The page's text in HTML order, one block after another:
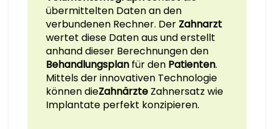
übermittelten Daten an den
verbundenen Rechner. Der Zahnarzt
wertet diese Daten aus und erstellt
anhand dieser Berechnungen den
Behandlungsplan für den Patienten.
Mittels der innovativen Technologie
können dieZahnärzte Zahnersatz wie
Implantate perfekt konzipieren.